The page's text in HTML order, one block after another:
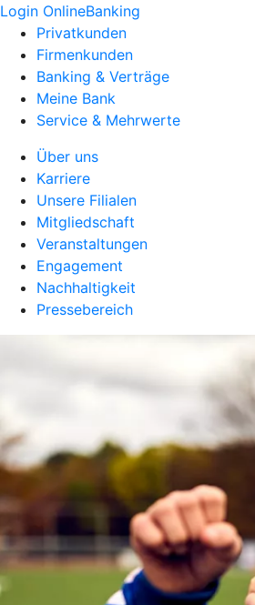
Login OnlineBanking
Privatkunden
Firmenkunden
Banking & Verträge
Meine Bank
Service & Mehrwerte
Über uns
Karriere
Unsere Filialen
Mitgliedschaft
Veranstaltungen
Engagement
Nachhaltigkeit
Pressebereich